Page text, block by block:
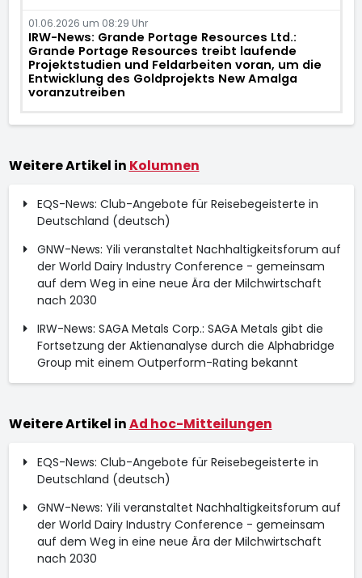
01.06.2026 um 08:29 Uhr
IRW-News: Grande Portage Resources Ltd.:
Grande Portage Resources treibt laufende
Projektstudien und Feldarbeiten voran, um die
Entwicklung des Goldprojekts New Amalga
voranzutreiben
Weitere Artikel in Kolumnen
EQS-News: Club-Angebote für Reisebegeisterte in
Deutschland (deutsch)
GNW-News: Yili veranstaltet Nachhaltigkeitsforum auf
der World Dairy Industry Conference - gemeinsam
auf dem Weg in eine neue Ära der Milchwirtschaft
nach 2030
IRW-News: SAGA Metals Corp.: SAGA Metals gibt die
Fortsetzung der Aktienanalyse durch die Alphabridge
Group mit einem Outperform-Rating bekannt
Weitere Artikel inAd hoc-Mitteilungen
EQS-News: Club-Angebote für Reisebegeisterte in
Deutschland (deutsch)
GNW-News: Yili veranstaltet Nachhaltigkeitsforum auf
der World Dairy Industry Conference - gemeinsam
auf dem Weg in eine neue Ära der Milchwirtschaft
nach 2030